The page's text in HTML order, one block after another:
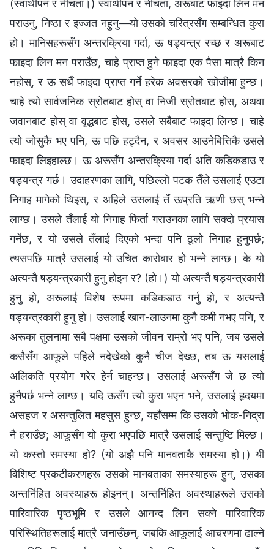
(स्वार्थीपन र नीचता।) स्वार्थीपन र नीचता, अरूबाट फाइदा लिन मन
पराउनु, निष्ठा र इज्जत नहुनु—यो उसको चरित्रसँग सम्बन्धित कुरा
हो। मानिसहरूसँग अन्तरक्रिया गर्दा, ऊ षड्यन्त्र रच्छ र अरूबाट
फाइदा लिन मन पराउँछ, चाहे प्राप्त हुने फाइदा एक पैसा मात्रै किन
नहोस्, र ऊ सधैँ फाइदा प्राप्त गर्ने हरेक अवसरको खोजीमा हुन्छ।
चाहे त्यो सार्वजनिक स्रोतबाट होस् वा निजी स्रोतबाट होस्, अथवा
जवानबाट होस् वा वृद्धबाट होस्, उसले सबैबाट फाइदा लिन्छ। चाहे
त्यो जोसुकै भए पनि, ऊ पछि हट्दैन, र अवसर आउनेबित्तिकै उसले
फाइदा लिइहाल्छ। ऊ अरूसँग अन्तरक्रिया गर्दा अति कडिकडाउ र
षड्यन्त्र गर्छ। उदाहरणका लागि, पछिल्लो पटक तैँले उसलाई एउटा
निगाह मागेको थिइस्, र अहिले उसलाई तँ ऊप्रति ऋणी छस् भन्‍ने
लाग्छ। उसले तँलाई यो निगाह फिर्ता गराउनका लागि सक्दो प्रयास
गर्नेछ, र यो उसले तँलाई दिएको भन्दा पनि ठूलो निगाह हुनुपर्छ;
त्यसपछि मात्रै उसलाई यो उचित कारोबार हो भन्‍ने लाग्छ। के यो
अत्यन्तै षड्यन्त्रकारी हुनु होइन र? (हो।) यो अत्यन्तै षड्यन्‍त्रकारी
हुनु हो, अरूलाई विशेष रूपमा कडिकडाउ गर्नु हो, र अत्यन्तै
षड्यन्त्रकारी हुनु हो। उसलाई खान-लाउनमा कुनै कमी नभए पनि, र
अरूका तुलनामा सबै पक्षमा उसको जीवन राम्रो भए पनि, जब उसले
कसैसँग आफूले पहिले नदेखेको कुनै चीज देख्छ, तब ऊ यसलाई
अलिकति प्रयोग गरेर हेर्न चाहन्छ। उसलाई अरूसँग जे छ त्यो
हुनैपर्छ भन्‍ने लाग्छ। यदि ऊसँग त्यो कुरा भएन भने, उसलाई हृदयमा
असहज र असन्तुलित महसुस हुन्छ, यहाँसम्म कि उसको भोक-निद्रा
नै हराउँछ; आफूसँग यो कुरा भएपछि मात्रै उसलाई सन्तुष्टि मिल्छ।
यो कस्तो समस्या हो? (यो अझै पनि मानवताकै समस्या हो।) यी
विशिष्ट प्रकटीकरणहरू उसको मानवताका समस्याहरू हुन्, उसका
अन्तर्निहित अवस्थाहरू होइनन्। अन्तर्निहित अवस्थाहरूले उसको
पारिवारिक पृष्ठभूमि र उसले आनन्द लिन सक्‍ने पारिवारिक
परिस्थितिहरूलाई मात्रै जनाउँछन्, जबकि आफूलाई आचरणमा ढाल्ने